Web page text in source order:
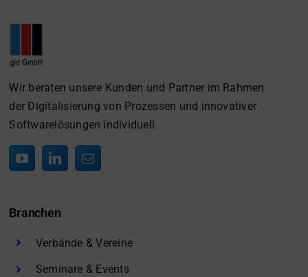
Wir beraten unsere Kunden und Partner im Rahmen
der Digitalisierung von Prozessen und innovativer
Softwarelösungen individuell.
Branchen
Verbände & Vereine
Seminare & Events